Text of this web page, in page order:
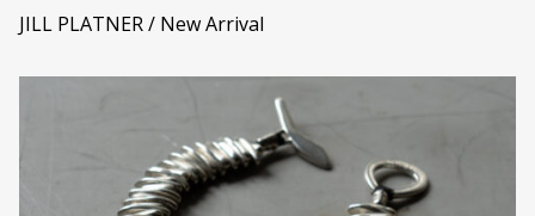
JILL PLATNER / New Arrival